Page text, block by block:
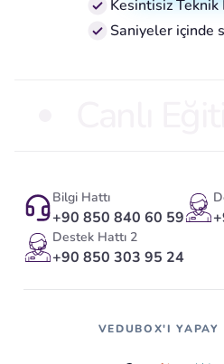
Kesintisiz
Saniyeler içinde
VEDUBOX'I YAPAY
Bilgi Hattı
+90 850 840 60 59
Destek Hattı 2
+90 850 303 95 24